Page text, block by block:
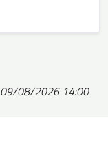
09/08/2026 14:00